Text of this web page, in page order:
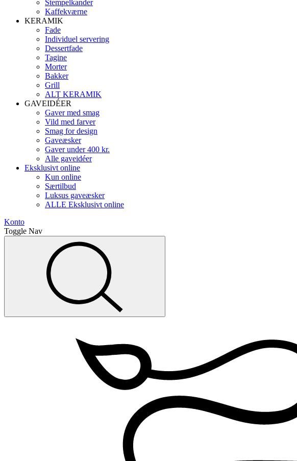
Stempelkander
Kaffekværne
KERAMIK
Fade
Individuel servering
Dessertfade
Tagine
Morter
Bakker
Grill
ALT KERAMIK
GAVEIDÉER
Gaver med smag
Vild med farver
Smag for design
Gaveæsker
Gaver under 400 kr.
Alle gaveidéer
Eksklusivt online
Kun online
Særtilbud
Luksus gaveæsker
ALLE Eksklusivt online
Konto
Toggle Nav